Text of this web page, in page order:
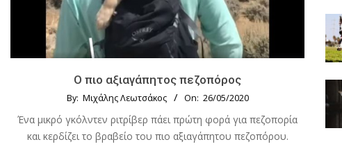
Ο πιο αξιαγάπητος πεζοπόρος
By: Μιχάλης Λεωτσάκος On: 26/05/2020
Ένα μικρό γκόλντεν ριτρίβερ πάει πρώτη φορά για πεζοπορία
και κερδίζει το βραβείο του πιο αξιαγάπητου πεζοπόρου.